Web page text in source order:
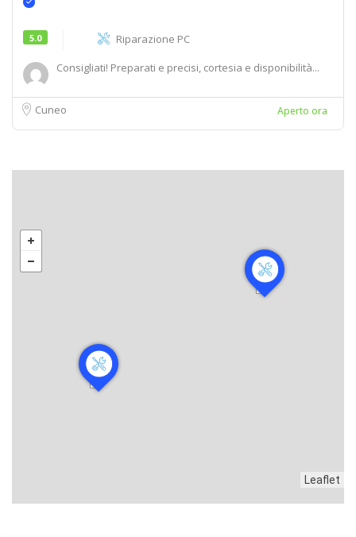
5.0
Riparazione PC
Consigliati! Preparati e precisi, cortesia e disponibilità...
Cuneo Aperto ora
Leaflet